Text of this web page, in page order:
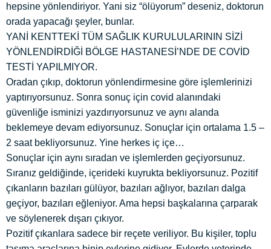
hepsine yönlendiriyor. Yani siz “ölüyorum” deseniz, doktorun
orada yapacağı şeyler, bunlar.
YANİ KENTTEKİ TÜM SAĞLIK KURULULARININ SİZİ
YÖNLENDİRDİĞİ BÖLGE HASTANESİ’NDE DE COVİD
TESTİ YAPILMIYOR.
Oradan çıkıp, doktorun yönlendirmesine göre işlemlerinizi
yaptırıyorsunuz. Sonra sonuç için covid alanındaki
güvenliğe isminizi yazdırıyorsunuz ve aynı alanda
beklemeye devam ediyorsunuz. Sonuçlar için ortalama 1.5 –
2 saat bekliyorsunuz. Yine herkes iç içe…
Sonuçlar için aynı sıradan ve işlemlerden geçiyorsunuz.
Sıranız geldiğinde, içerideki kuyrukta bekliyorsunuz. Pozitif
çıkanların bazıları gülüyor, bazıları ağlıyor, bazıları dalga
geçiyor, bazıları eğleniyor. Ama hepsi başkalarına çarparak
ve söylenerek dışarı çıkıyor.
Pozitif çıkanlara sadece bir reçete veriliyor. Bu kişiler, toplu